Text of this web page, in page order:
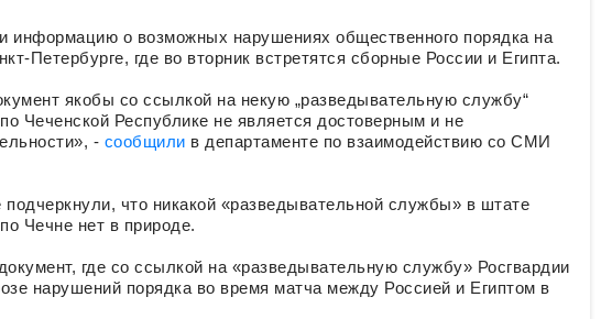
информацию о возможных нарушениях общественного порядка на
Петербурге, где во вторник встретятся сборные России и Египта.
якобы со ссылкой на некую „разведывательную службу“
Чеченской Республике не является достоверным и не
- сообщили в департаменте по взаимодействию со СМИ
подчеркнули, что никакой «разведывательной службы» в штате
Чечне нет в природе.
где со ссылкой на «разведывательную службу» Росгвардии
нарушений порядка во время матча между Россией и Египтом в